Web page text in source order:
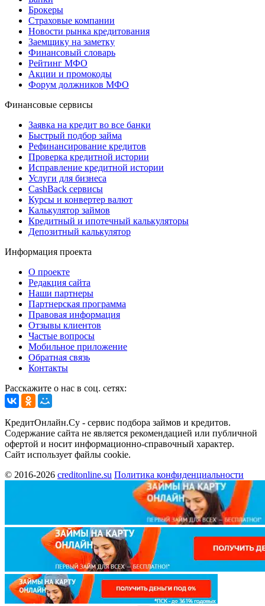
Брокеры
Страховые компании
Новости рынка кредитования
Заемщику на заметку
Финансовый словарь
Рейтинг МФО
Акции и промокоды
Форум должников МФО
Финансовые сервисы
Заявка на кредит во все банки
Быстрый подбор займа
Рефинансирование кредитов
Проверка кредитной истории
Исправление кредитной истории
Услуги для бизнеса
CashBack сервисы
Курсы и конвертер валют
Калькулятор займов
Кредитный и ипотечный калькуляторы
Депозитный калькулятор
Информация проекта
О проекте
Редакция сайта
Наши партнеры
Партнерская программа
Правовая информация
Отзывы клиентов
Частые вопросы
Мобильное приложение
Обратная связь
Контакты
Расскажите о нас в соц. сетях:
КредитОнлайн.Су - сервис подбора займов и кредитов.
Содержание сайта не является рекомендацией или публичной
офертой и носит информационно-справочный характер.
Сайт использует файлы cookie.
© 2016-2026 creditonline.su Политика конфиденциальности